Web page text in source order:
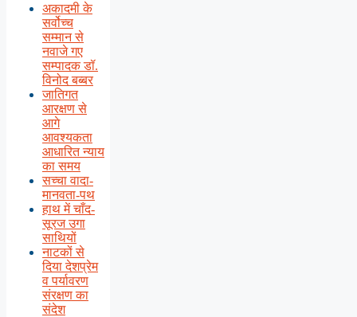
अकादमी के
सर्वोच्च
सम्मान से
नवाजे गए
सम्पादक डॉ.
विनोद बब्बर
जातिगत
आरक्षण से
आगे
आवश्यकता
आधारित न्याय
का समय
सच्चा वादा-
मानवता-पथ
हाथ में चाँद-
सूरज उगा
साथियों
नाटकों से
दिया देशप्रेम
व पर्यावरण
संरक्षण का
संदेश